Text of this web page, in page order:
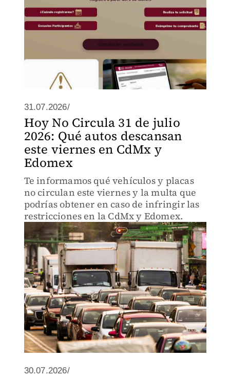
31.07.2026/
Hoy No Circula 31 de julio
2026: Qué autos descansan
este viernes en CdMx y
Edomex
Te informamos qué vehículos y placas
no circulan este viernes y la multa que
podrías obtener en caso de infringir las
restricciones en la CdMx y Edomex.
30.07.2026/